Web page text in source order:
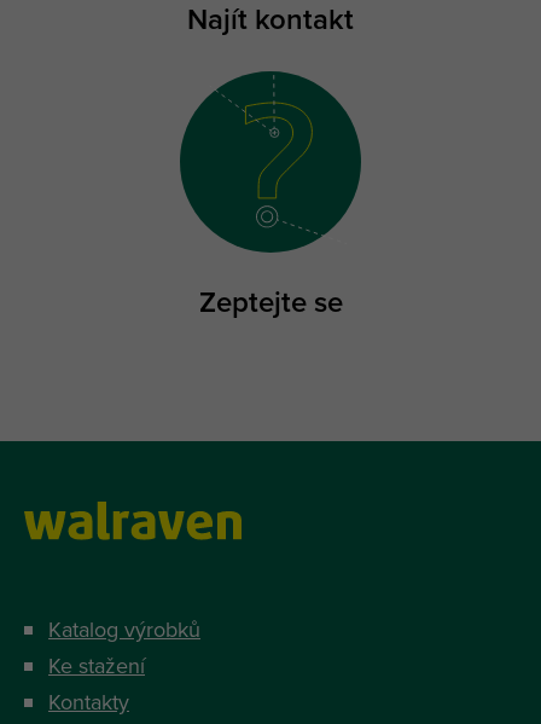
Najít kontakt
Zeptejte se
Katalog výrobků
Ke stažení
Kontakty